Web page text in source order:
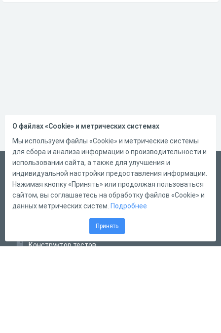
Русский
Справка
Форма обратной связи
Конструктор тестов
О файлах «Cookie» и метрических системах
Мы используем файлы «Cookie» и метрические системы
для сбора и анализа информации о производительности и
использовании сайта, а также для улучшения и
индивидуальной настройки предоставления информации.
Нажимая кнопку «Принять» или продолжая пользоваться
сайтом, вы соглашаетесь на обработку файлов «Cookie» и
данных метрических систем. Подробнее
Принять